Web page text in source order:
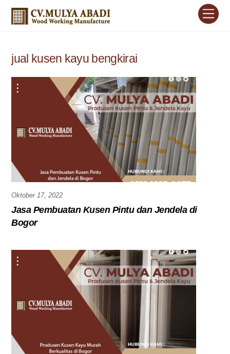
content
jual kusen kayu bengkirai
Oktober 17, 2022
Jasa Pembuatan Kusen Pintu dan Jendela di
Bogor